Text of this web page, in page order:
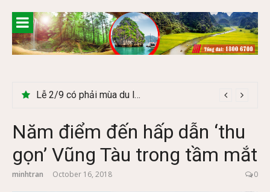
content
Lễ 2/9 có phải mùa du lịch Hà Giang đẹp không?
Năm điểm đến hấp dẫn ‘thu
gọn’ Vũng Tàu trong tầm mắt
minhtran October 16, 2018 0